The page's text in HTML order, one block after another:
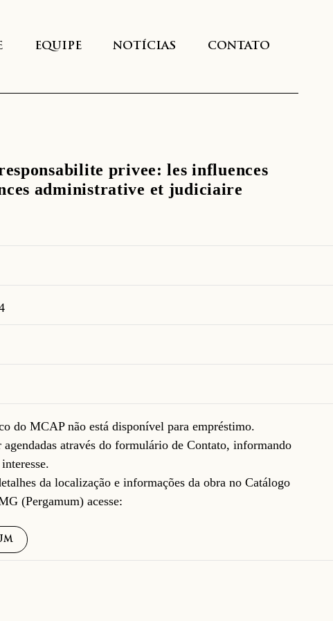
EQUIPE NOTÍCIAS CONTATO
privee: les influences
administrative et judiciaire
do MCAP não está disponível para empréstimo.
agendadas através do formulário deContato, informando
da localização e informações da obra no Catálogo
(Pergamum) acesse: